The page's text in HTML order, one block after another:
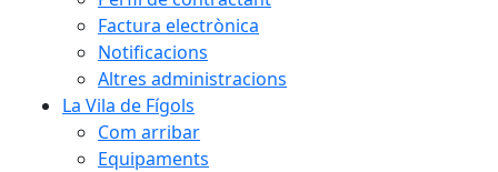
Factura electrònica
Notificacions
Altres administracions
La Vila de Fígols
Com arribar
Equipaments